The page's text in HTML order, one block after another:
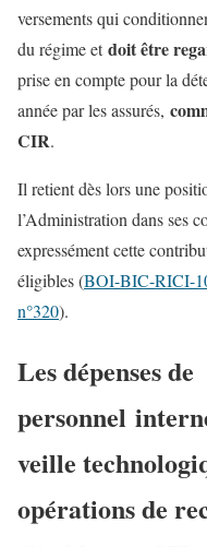
versements qui
du régime etdoit être
prise en compte pour la
année par les assurés,
CIR.
Il retient dès lors une
l’Administration dans ses
expressément cette
éligibles (BOI-BIC-RICI-
n°320).
Les dépenses de
personnel
veille
opérations de